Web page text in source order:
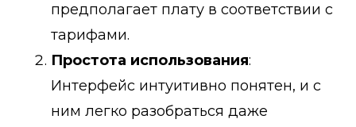
предполагает плату в соответствии с
тарифами.
Простота использования:
Интерфейс интуитивно понятен, и с
ним легко разобраться даже